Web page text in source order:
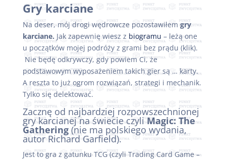
Gry karciane
Na deser, mój drogi wędrowcze pozostawiłemgry
karciane. Jak zapewnię wiesz z biogramu – leżą one
u początków mojej podróży z grami bez prądu (klik).
Nie będę odkrywczy, gdy powiem Ci, że
podstawowym wyposażeniem takich gier są … karty.
A reszta to już ogrom rozwiązań, strategi i mechanik.
Tylko się delektować.
Zacznę od najbardziej rozpowszechnionej
gry karcianej na świecie czyliMagic: The
Gathering(nie ma polskiego wydania,
autor Richard Garfield).
Jest to gra z gatunku TCG (czyli Trading Card Game –